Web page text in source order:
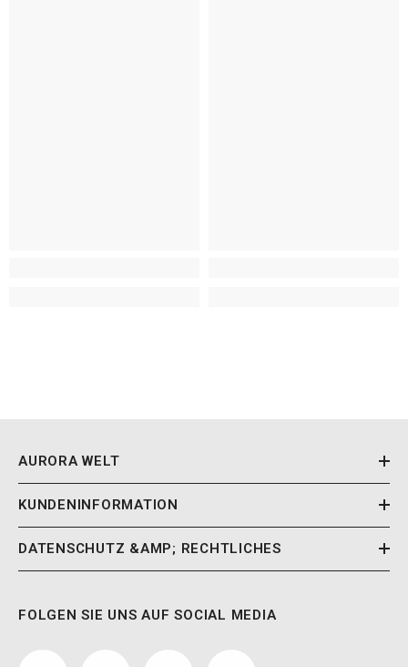
AURORA WELT
KUNDENINFORMATION
DATENSCHUTZ &AMP; RECHTLICHES
FOLGEN SIE UNS AUF SOCIAL MEDIA